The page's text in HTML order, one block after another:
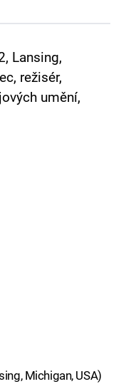
Lansing,
režisér,
umění,
Michigan, USA)